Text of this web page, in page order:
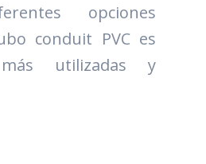
opciones
conduit PVC es
utilizadas y